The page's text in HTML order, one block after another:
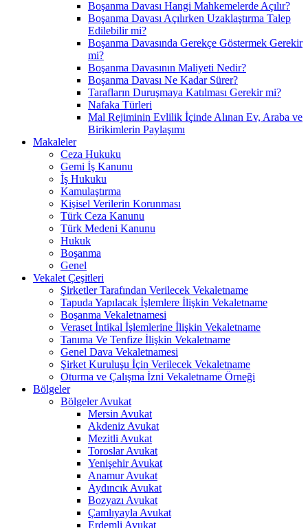
Boşanma Davası Hangi Mahkemelerde Açılır?
Boşanma Davası Açılırken Uzaklaştırma Talep
Edilebilir mi?
Boşanma Davasında Gerekçe Göstermek Gerekir
mi?
Boşanma Davasının Maliyeti Nedir?
Boşanma Davası Ne Kadar Sürer?
Tarafların Duruşmaya Katılması Gerekir mi?
Nafaka Türleri
Mal Rejiminin Evlilik İçinde Alınan Ev, Araba ve
Birikimlerin Paylaşımı
Makaleler
Ceza Hukuku
Gemi İş Kanunu
İş Hukuku
Kamulaştırma
Kişisel Verilerin Korunması
Türk Ceza Kanunu
Türk Medeni Kanunu
Hukuk
Boşanma
Genel
Vekalet Çeşitleri
Şirketler Tarafından Verilecek Vekaletname
Tapuda Yapılacak İşlemlere İlişkin Vekaletname
Boşanma Vekaletnamesi
Veraset İntikal İşlemlerine İlişkin Vekaletname
Tanıma Ve Tenfize İlişkin Vekaletname
Genel Dava Vekaletnamesi
Şirket Kuruluşu İçin Verilecek Vekaletname
Oturma ve Çalışma İzni Vekaletname Örneği
Bölgeler
Bölgeler Avukat
Mersin Avukat
Akdeniz Avukat
Mezitli Avukat
Toroslar Avukat
Yenişehir Avukat
Anamur Avukat
Aydıncık Avukat
Bozyazı Avukat
Çamlıyayla Avukat
Erdemli Avukat